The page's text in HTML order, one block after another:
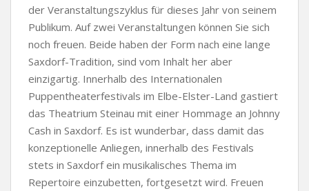
der Veranstaltungszyklus für dieses Jahr von seinem
Publikum. Auf zwei Veranstaltungen können Sie sich
noch freuen. Beide haben der Form nach eine lange
Saxdorf-Tradition, sind vom Inhalt her aber
einzigartig. Innerhalb des Internationalen
Puppentheaterfestivals im Elbe-Elster-Land gastiert
das Theatrium Steinau mit einer Hommage an Johnny
Cash in Saxdorf. Es ist wunderbar, dass damit das
konzeptionelle Anliegen, innerhalb des Festivals
stets in Saxdorf ein musikalisches Thema im
Repertoire einzubetten, fortgesetzt wird. Freuen